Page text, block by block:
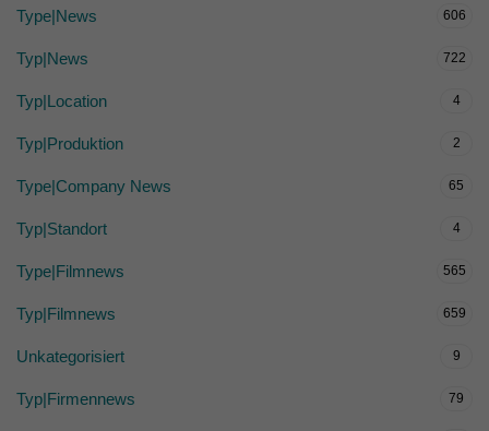
Type|News 606
Typ|News 722
Typ|Location 4
Typ|Produktion 2
Type|Company News 65
Typ|Standort 4
Type|Filmnews 565
Typ|Filmnews 659
Unkategorisiert 9
Typ|Firmennews 79